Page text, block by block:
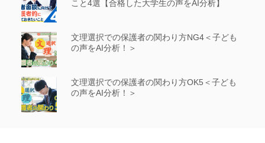
こと4選【合格した大学生の声をAI分析】
文理選択での保護者の関わり方NG4＜子ども
の声をAI分析！＞
文理選択での保護者の関わり方OK5＜子ども
の声をAI分析！＞